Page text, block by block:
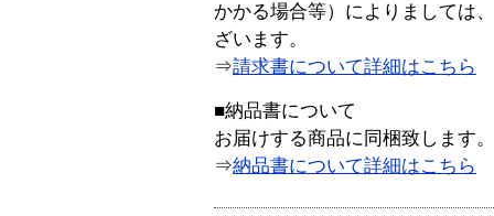
かかる場合等）によりましては
ざいます。
⇒請求書について詳細はこちら
■納品書について
お届けする商品に同梱致します。
⇒納品書について詳細はこちら